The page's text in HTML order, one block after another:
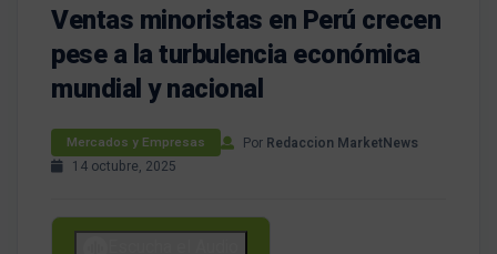
Ventas minoristas en Perú crecen
pese a la turbulencia económica
mundial y nacional
Mercados y Empresas Por Redaccion MarketNews
14 octubre, 2025